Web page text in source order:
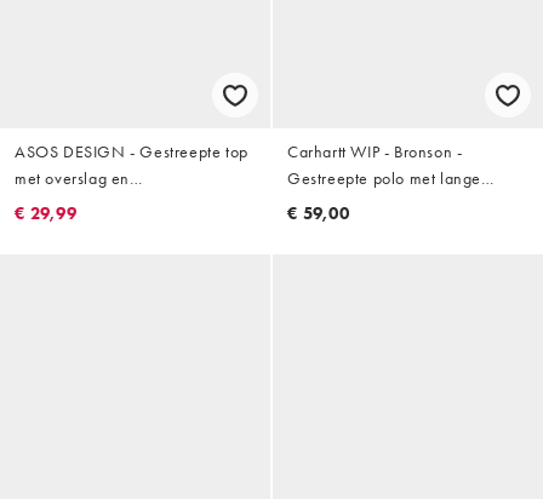
ASOS DESIGN - Gestreepte top
met overslag en
vleermuismouwen in olijfgroen
€ 29,99
Carhartt WIP - Bronson -
Gestreepte polo met lange
mouwen in zwart
€ 59,00